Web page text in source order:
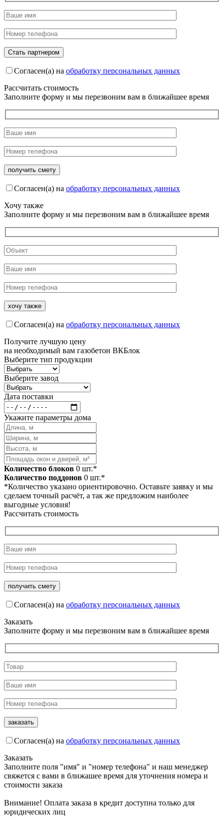
Согласен(а) на обработку персональных данных
Рассчитать стоимость
Заполните форму и мы перезвоним вам в ближайшее время
Согласен(а) на обработку персональных данных
Хочу также
Заполните форму и мы перезвоним вам в ближайшее время
Согласен(а) на обработку персональных данных
Получите лучшую цену
на необходимый вам газобетон ВКБлок
Выберите тип продукции
Выберите завод
Дата поставки
Укажите параметры дома
Количество блоков 0 шт.*
Количество поддонов 0 шт.*
*Количество указано ориентировочно. Оставьте заявку и мы
сделаем точный расчёт, а так же предложим наиболее
выгодные условия!
Рассчитать стоимость
Согласен(а) на обработку персональных данных
Заказать
Заполните форму и мы перезвоним вам в ближайшее время
Согласен(а) на обработку персональных данных
Заказать
Заполните поля "имя" и "номер телефона" и наш менеджер
свяжется с вами в ближашее время для уточнения номера и
стоимости заказа
Внимание! Оплата заказа в кредит доступна только для
юридических лиц